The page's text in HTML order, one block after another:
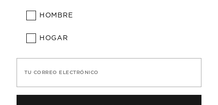
HOMBRE
HOGAR
TU CORREO ELECTRÓNICO